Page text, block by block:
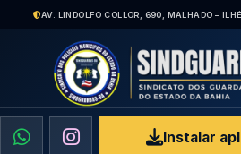
AV. LINDOLFO COLLOR, 690, MALHADO –
Instalar